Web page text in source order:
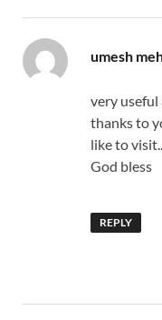
umesh
very useful
thanks to
like to visit..
God bless
REPLY